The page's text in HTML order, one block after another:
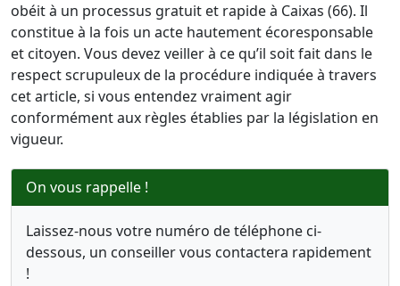
obéit à un processus gratuit et rapide à Caixas (66). Il
constitue à la fois un acte hautement écoresponsable
et citoyen. Vous devez veiller à ce qu’il soit fait dans le
respect scrupuleux de la procédure indiquée à travers
cet article, si vous entendez vraiment agir
conformément aux règles établies par la législation en
vigueur.
On vous rappelle !
Laissez-nous votre numéro de téléphone ci-
dessous, un conseiller vous contactera rapidement
!